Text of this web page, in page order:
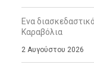
Ενα
Καραβόλια
2 Αυγούστου 2026